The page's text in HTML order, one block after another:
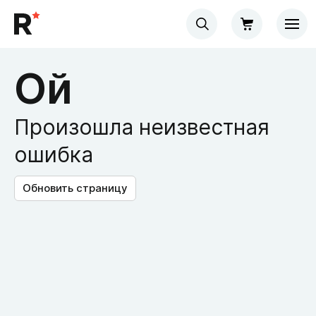
Ой
Произошла неизвестная
ошибка
Обновить страницу